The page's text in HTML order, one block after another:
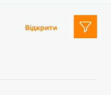
Відкрити